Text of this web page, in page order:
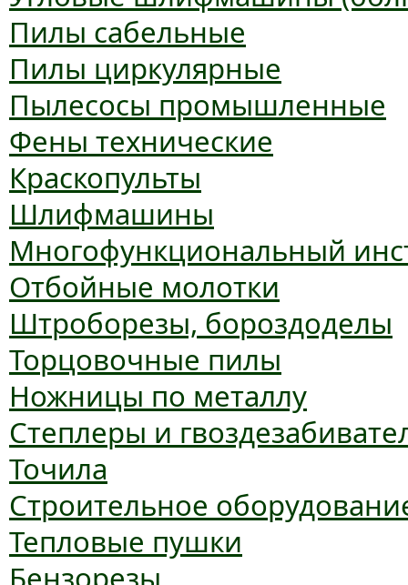
Пилы сабельные
Пилы циркулярные
Пылесосы промышленные
Фены технические
Краскопульты
Шлифмашины
Многофункциональный
Отбойные молотки
Штроборезы, бороздоделы
Торцовочные пилы
Ножницы по металлу
Степлеры и
Точила
Строительное
Тепловые пушки
Бензорезы